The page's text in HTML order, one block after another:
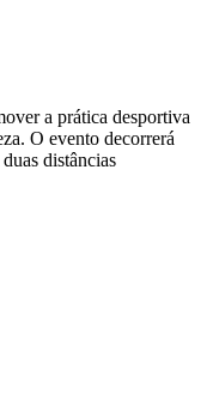
a prática desportiva
O evento decorrerá
distâncias